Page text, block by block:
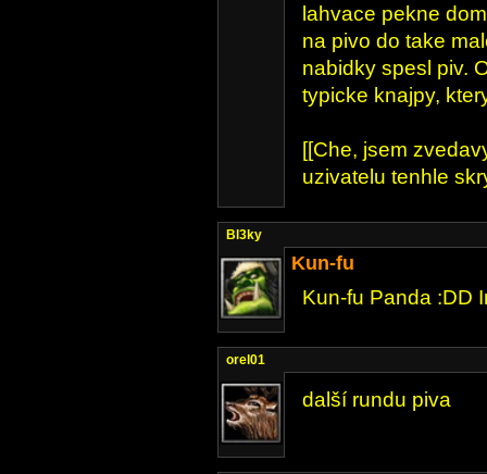
lahvace pekne
na pivo do take
nabidky spesl piv.
typicke knajpy,
[[Che, jsem
uzivatelu tenhle
Bl3ky
Kun-fu
Kun-fu Panda :DD
orel01
další rundu piva